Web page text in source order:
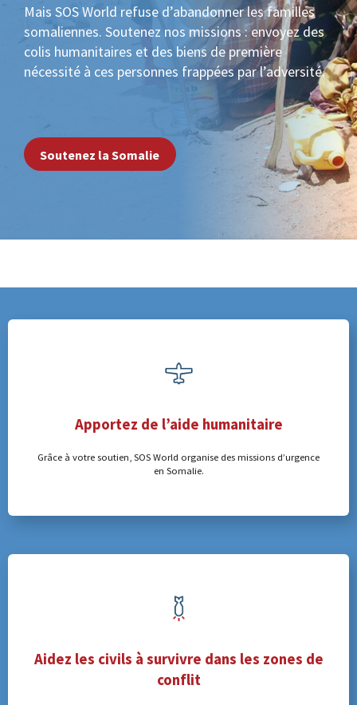
Mais SOS World refuse d’abandonner les familles
somaliennes. Soutenez nos missions : envoyez des
colis humanitaires et des biens de première
nécessité à ces personnes frappées par l’adversité.
Soutenez la Somalie
Apportez de l’aide humanitaire
Grâce à votre soutien, SOS World organise des missions d’urgence
en Somalie.
Aidez les civils à survivre dans les zones de
conflit